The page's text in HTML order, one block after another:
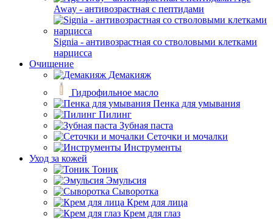
Away - антивозрастная с пептидами
Signia - антивозрастная со стволовыми клетками
нарцисса
Очищение
Демакияж
Гидрофильное масло
Пенка для умывания
Пилинг
Зубная паста
Сеточки и мочалки
Инструменты
Уход за кожей
Тоник
Эмульсия
Сыворотка
Крем для лица
Крем для глаз